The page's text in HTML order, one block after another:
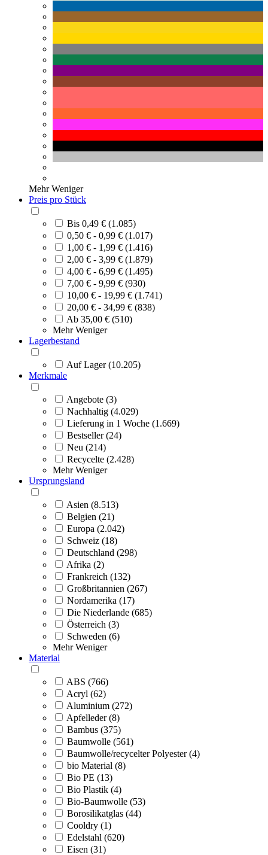
Mehr Weniger
Preis pro Stück
Bis 0,49 € (1.085)
0,50 € - 0,99 € (1.017)
1,00 € - 1,99 € (1.416)
2,00 € - 3,99 € (1.879)
4,00 € - 6,99 € (1.495)
7,00 € - 9,99 € (930)
10,00 € - 19,99 € (1.741)
20,00 € - 34,99 € (838)
Ab 35,00 € (510)
Mehr Weniger
Lagerbestand
Auf Lager (10.205)
Merkmale
Angebote (3)
Nachhaltig (4.029)
Lieferung in 1 Woche (1.669)
Bestseller (24)
Neu (214)
Recycelte (2.428)
Mehr Weniger
Ursprungsland
Asien (8.513)
Belgien (21)
Europa (2.042)
Schweiz (18)
Deutschland (298)
Afrika (2)
Frankreich (132)
Großbritannien (267)
Nordamerika (17)
Die Niederlande (685)
Österreich (3)
Schweden (6)
Mehr Weniger
Material
ABS (766)
Acryl (62)
Aluminium (272)
Apfelleder (8)
Bambus (375)
Baumwolle (561)
Baumwolle/recycelter Polyester (4)
bio Material (8)
Bio PE (13)
Bio Plastik (4)
Bio-Baumwolle (53)
Borosilikatglas (44)
Cooldry (1)
Edelstahl (620)
Eisen (31)